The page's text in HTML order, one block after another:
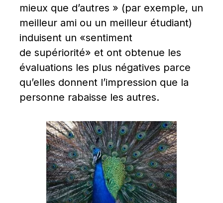
mieux que d’autres » (par exemple, un
meilleur ami ou un meilleur étudiant)
induisent un «sentiment
de supériorité» et ont obtenue les
évaluations les plus négatives parce
qu’elles donnent l’impression que la
personne rabaisse les autres.